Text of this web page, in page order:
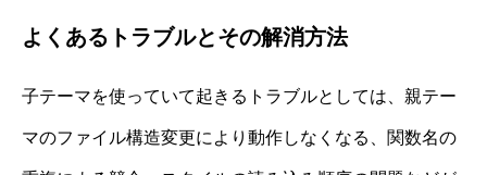
よくあるトラブルとその解消方法
子テーマを使っていて起きるトラブルとしては、親テー
マのファイル構造変更により動作しなくなる、関数名の